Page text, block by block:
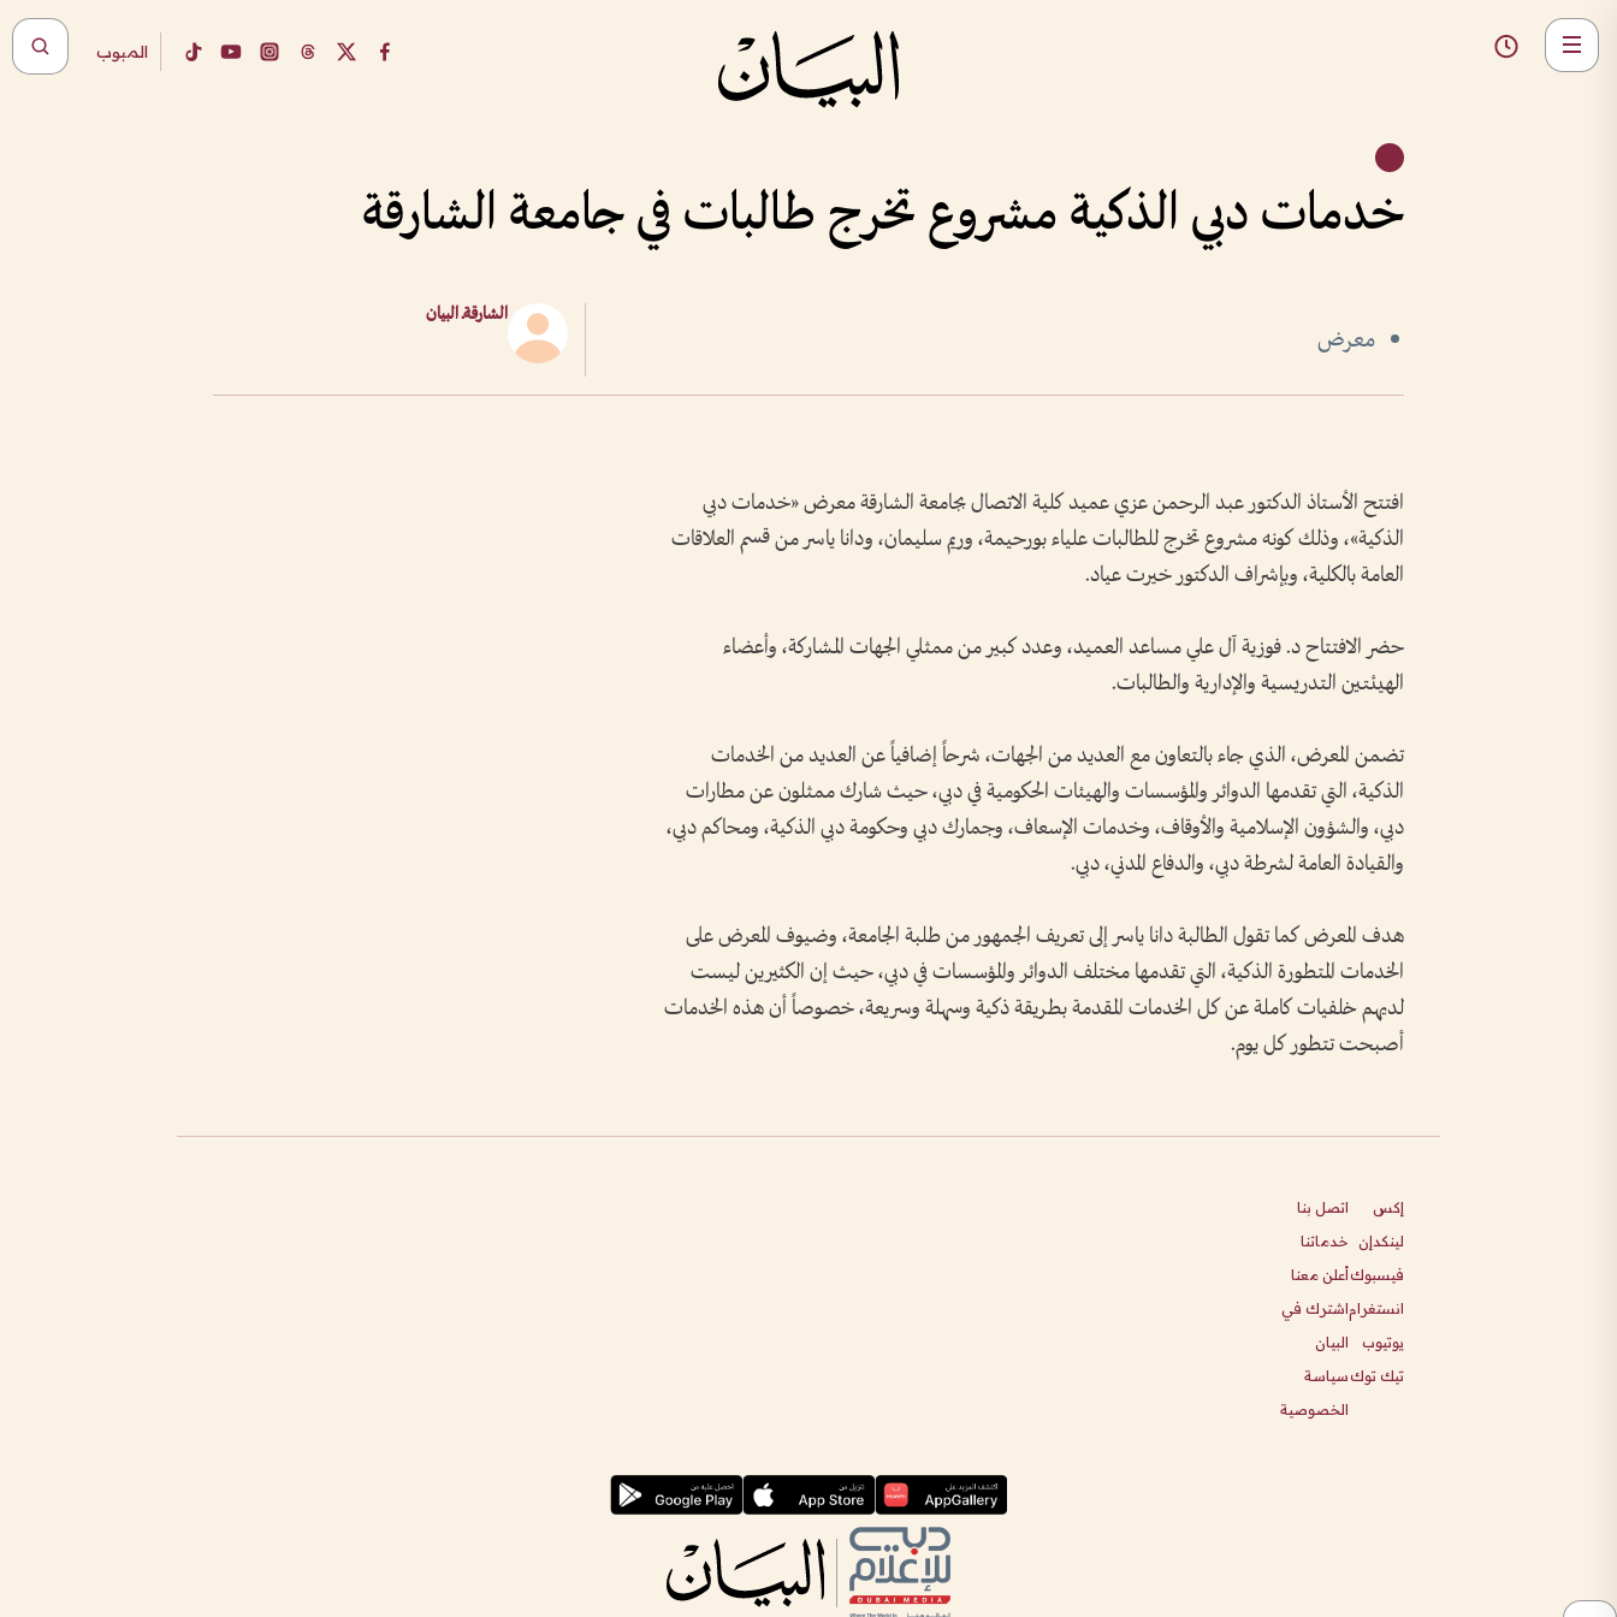
المبوب
خدمات دبي الذكية مشروع تخرج طالبات في جامعة الشارقة
معرض
الشارقةـ البيان
افتتح الأستاذ الدكتور عبد الرحمن عزي عميد كلية الاتصال بجامعة الشارقة معرض «خدمات دبي
الذكية»، وذلك كونه مشروع تخرج للطالبات علياء بورحيمة، وريم سليمان، ودانا ياسر من قسم العلاقات
العامة بالكلية، وبإشراف الدكتور خيرت عياد.
حضر الافتتاح د. فوزية آل علي مساعد العميد، وعدد كبير من ممثلي الجهات المشاركة، وأعضاء
الهيئتين التدريسية والإدارية والطالبات.
تضمن المعرض، الذي جاء بالتعاون مع العديد من الجهات، شرحاً إضافياً عن العديد من الخدمات
الذكية، التي تقدمها الدوائر والمؤسسات والهيئات الحكومية في دبي، حيث شارك ممثلون عن مطارات
دبي، والشؤون الإسلامية والأوقاف، وخدمات الإسعاف، وجمارك دبي وحكومة دبي الذكية، ومحاكم دبي،
والقيادة العامة لشرطة دبي، والدفاع المدني، دبي.
هدف المعرض كما تقول الطالبة دانا ياسر إلى تعريف الجمهور من طلبة الجامعة، وضيوف المعرض على
الخدمات المتطورة الذكية، التي تقدمها مختلف الدوائر والمؤسسات في دبي، حيث إن الكثيرين ليست
لديهم خلفيات كاملة عن كل الخدمات المقدمة بطريقة ذكية وسهلة وسريعة، خصوصاً أن هذه الخدمات
أصبحت تتطور كل يوم.
إكس
لينكدإن
فيسبوك
انستغرام
يوتيوب
تيك توك
اتصل بنا
خدماتنا
أعلن معنا
اشترك في
البيان
سياسة
الخصوصية